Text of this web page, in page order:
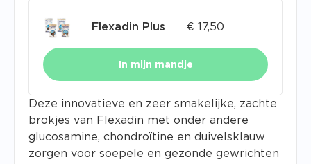
Flexadin Plus € 17,50
In mijn mandje
Deze innovatieve en zeer smakelijke, zachte
brokjes van Flexadin met onder andere
glucosamine, chondroïtine en duivelsklauw
zorgen voor soepele en gezonde gewrichten